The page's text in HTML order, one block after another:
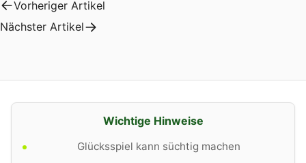
Vorheriger Artikel
Nächster Artikel
Wichtige Hinweise
Glücksspiel kann süchtig machen